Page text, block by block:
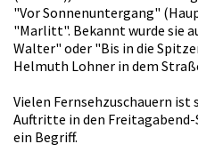
"Vor Sonnenuntergang"
"Marlitt". Bekannt wurde sie
Walter" oder "Bis in die
Helmuth Lohner in dem
Vielen Fernsehzuschauern ist
Auftritte in den
ein Begriff.